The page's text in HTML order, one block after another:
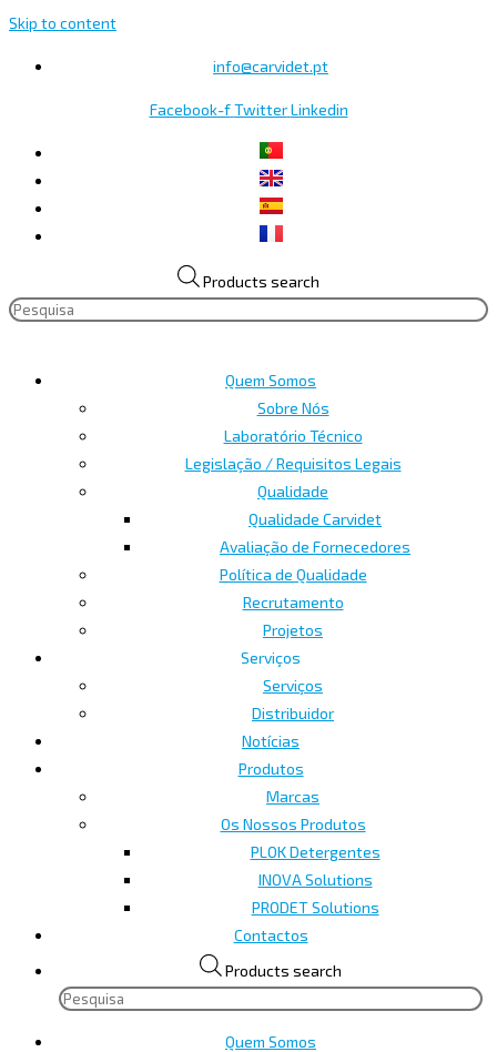
Skip to content
info@carvidet.pt
Facebook-f Twitter Linkedin
Products search
Quem Somos
Sobre Nós
Laboratório Técnico
Legislação / Requisitos Legais
Qualidade
Qualidade Carvidet
Avaliação de Fornecedores
Política de Qualidade
Recrutamento
Projetos
Serviços
Serviços
Distribuidor
Notícias
Produtos
Marcas
Os Nossos Produtos
PLOK Detergentes
INOVA Solutions
PRODET Solutions
Contactos
Products search
Quem Somos